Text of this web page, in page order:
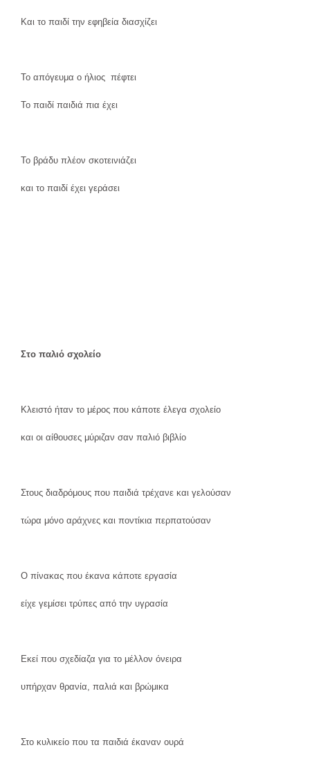
Και το παιδί την εφηβεία διασχίζει
Το απόγευμα ο ήλιος πέφτει
Το παιδί παιδιά πια έχει
Το βράδυ πλέον σκοτεινιάζει
και το παιδί έχει γεράσει
Στο παλιό σχολείο
Κλειστό ήταν το μέρος που κάποτε έλεγα σχολείο
και οι αίθουσες μύριζαν σαν παλιό βιβλίο
Στους διαδρόμους που παιδιά τρέχανε και γελούσαν
τώρα μόνο αράχνες και ποντίκια περπατούσαν
Ο πίνακας που έκανα κάποτε εργασία
είχε γεμίσει τρύπες από την υγρασία
Εκεί που σχεδίαζα για το μέλλον όνειρα
υπήρχαν θρανία, παλιά και βρώμικα
Στο κυλικείο που τα παιδιά έκαναν ουρά